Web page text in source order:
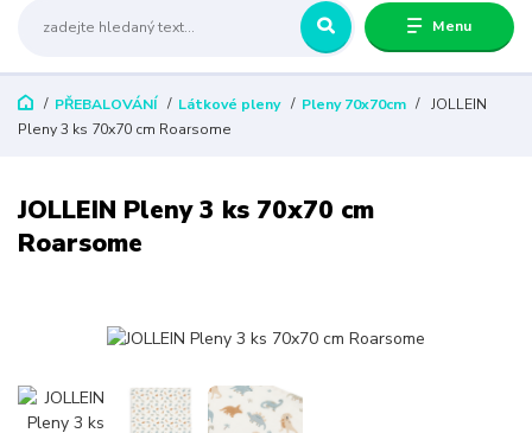
Menu
PŘEBALOVÁNÍ Látkové pleny Pleny 70x70cm
JOLLEIN
Pleny 3 ks 70x70 cm Roarsome
JOLLEIN Pleny 3 ks 70x70 cm
Roarsome